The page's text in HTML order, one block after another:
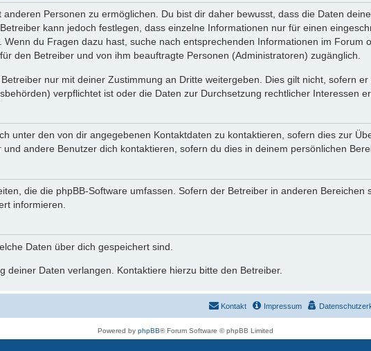
Personen zu ermöglichen. Du bist dir daher bewusst, dass die Daten
kann jedoch festlegen, dass einzelne Informationen nur für einen
du Fragen dazu hast, suche nach entsprechenden Informationen im Forum
den Betreiber und von ihm beauftragte Personen (Administratoren) zugänglich.
nur mit deiner Zustimmung an Dritte weitergeben. Dies gilt nicht, sofern
verpflichtet ist oder die Daten zur Durchsetzung rechtlicher Interessen
unter den von dir angegebenen Kontaktdaten zu kontaktieren, sofern dies zur
andere Benutzer dich kontaktieren, sofern du dies in deinem persönlichen
die die phpBB-Software umfassen. Sofern der Betreiber in anderen
informieren.
Daten über dich gespeichert sind.
deiner Daten verlangen. Kontaktiere hierzu bitte den Betreiber.
Impressum
Kontakt
Powered by phpBB® Forum Software © phpBB Limited